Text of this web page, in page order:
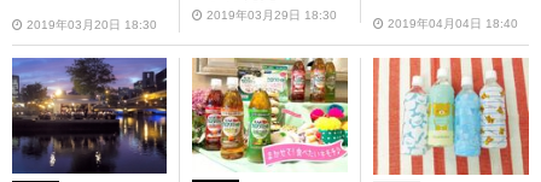
2019年03月20日 18:30
2019年03月29日 18:30
2019年04月04日 18:40